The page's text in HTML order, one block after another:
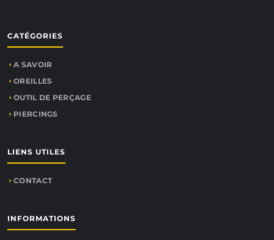
CATÉGORIES
A SAVOIR
OREILLES
OUTIL DE PERÇAGE
PIERCINGS
LIENS UTILES
CONTACT
INFORMATIONS